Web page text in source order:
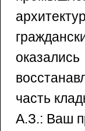
часть
А.З.: Ваш